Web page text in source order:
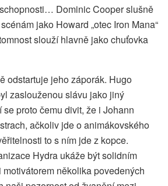
Dominic Cooper slušně
jako Howard „otec Iron Mana“
slouží hlavně jako chuťovka
odstartuje jeho záporák. Hugo
zaslouženou slávu jako jiný
proto čemu divit, že i Johann
ačkoliv jde o animákovského
to s ním jde z kopce.
Hydra ukáže být solidním
několika povedených